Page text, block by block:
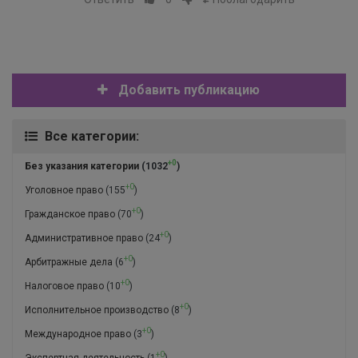
Добавить публикацию
Все категории:
Без указания категории (1032+0)
Уголовное право (155+0)
Гражданское право (70+0)
Административное право (24+0)
Арбитражные дела (6+0)
Налоговое право (10+0)
Исполнительное производство (8+0)
Международное право (3+0)
+0